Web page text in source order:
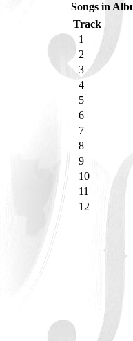
Songs in
Track
1
2
3
4
5
6
7
8
9
10
11
12